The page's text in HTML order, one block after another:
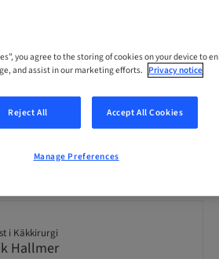
Reinedahl
i Käkkirurgi
Hallmer
you agree to the storing of cookies on your device to
and assist in our marketing efforts. Privacy notice
Reject All Accept All Cookies
Manage Preferences